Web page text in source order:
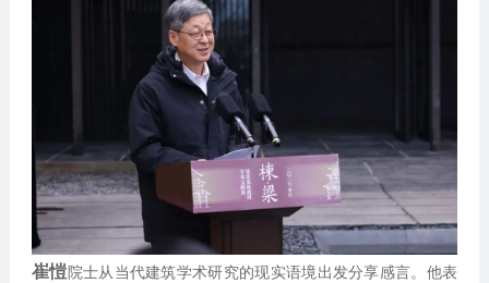
崔愷 院士从当代建筑学术研究的现实语境出发分享感言。他表